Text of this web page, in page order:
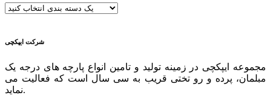
شرکت ایپکچی
مجموعه ایپکچی در زمینه تولید و تامین انواع پارچه های درجه یک
مبلمان، پرده و رو تختی قریب به سی سال است که فعالیت می
نماید.